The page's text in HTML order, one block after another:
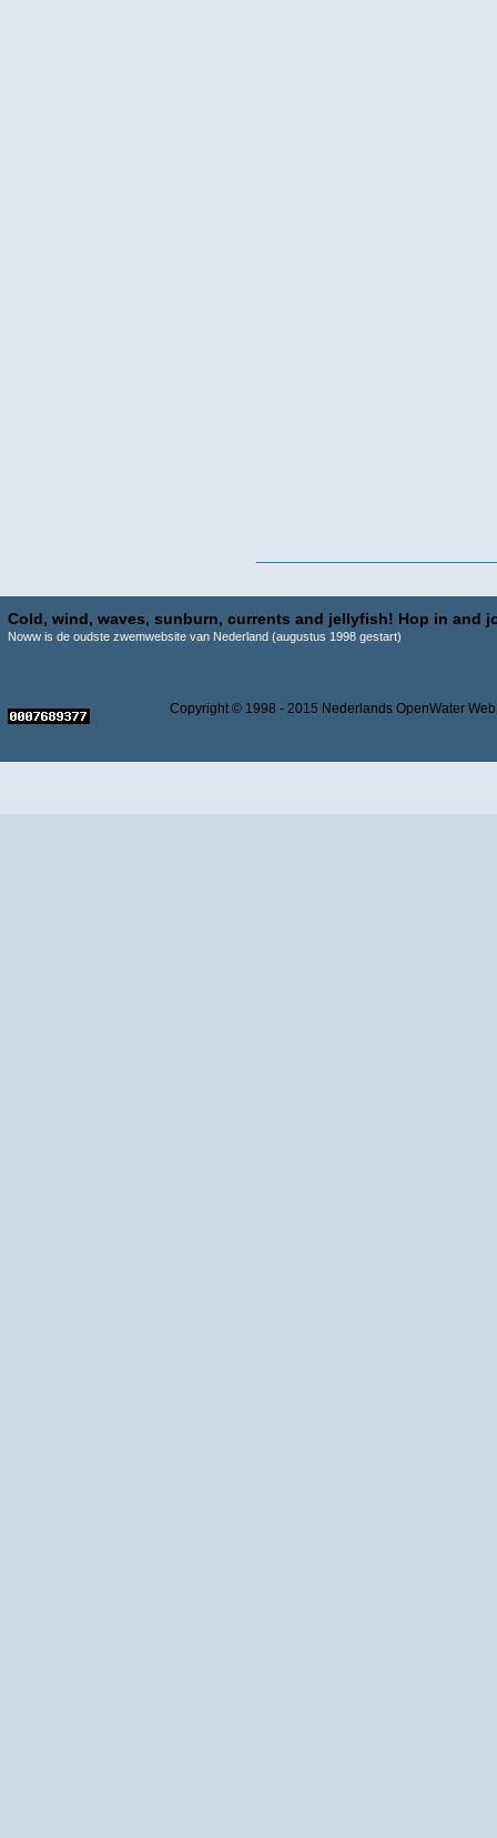
Cold, wind, waves, sunburn, currents and jellyfish! Hop in and
Noww is de oudste zwemwebsite van Nederland (augustus 1998 gestart)
Copyright © 1998 - 2015 Nederlands OpenWater